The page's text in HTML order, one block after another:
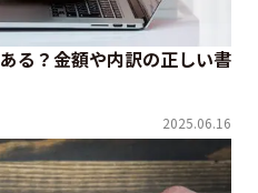
る？金額や内訳の正しい書
2025.06.16